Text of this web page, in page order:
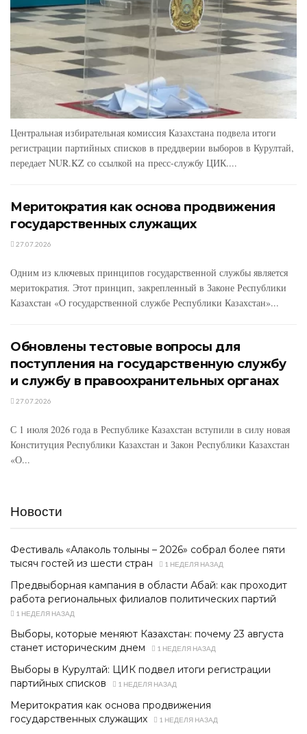
Центральная избирательная комиссия Казахстана подвела итоги
регистрации партийных списков в преддверии выборов в Курултай,
передает NUR.KZ со ссылкой на пресс-службу ЦИК....
Меритократия как основа продвижения
государственных служащих
27.07.2026
Одним из ключевых принципов государственной службы является
меритократия. Этот принцип, закрепленный в Законе Республики
Казахстан «О государственной службе Республики Казахстан»...
Обновлены тестовые вопросы для
поступления на государственную службу
и службу в правоохранительных органах
27.07.2026
С 1 июля 2026 года в Республике Казахстан вступили в силу новая
Конституция Республики Казахстан и Закон Республики Казахстан
«О...
Новости
Фестиваль «Алаколь толқыны – 2026» собрал более пяти
тысяч гостей из шести стран
1 НЕДЕЛЯ НАЗАД
Предвыборная кампания в области Абай: как проходит
работа региональных филиалов политических партий
1 НЕДЕЛЯ НАЗАД
Выборы, которые меняют Казахстан: почему 23 августа
станет историческим днем
1 НЕДЕЛЯ НАЗАД
Выборы в Курултай: ЦИК подвел итоги регистрации
партийных списков
1 НЕДЕЛЯ НАЗАД
Меритократия как основа продвижения
государственных служащих
1 НЕДЕЛЯ НАЗАД